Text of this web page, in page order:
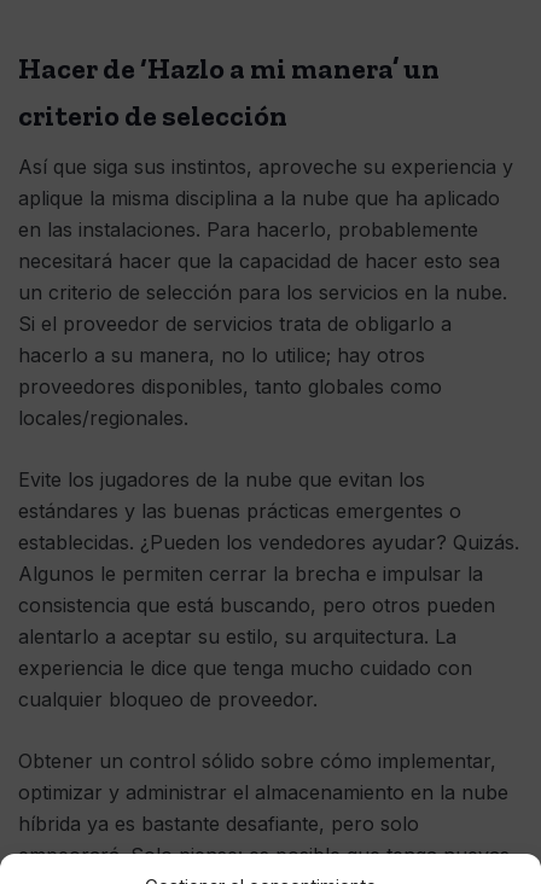
Hacer de ‘Hazlo a mi manera’ un
criterio de selección
Así que siga sus instintos, aproveche su experiencia y
aplique la misma disciplina a la nube que ha aplicado
en las instalaciones. Para hacerlo, probablemente
necesitará hacer que la capacidad de hacer esto sea
un criterio de selección para los servicios en la nube.
Si el proveedor de servicios trata de obligarlo a
hacerlo a su manera, no lo utilice; hay otros
proveedores disponibles, tanto globales como
locales/regionales.
Evite los jugadores de la nube que evitan los
estándares y las buenas prácticas emergentes o
establecidas. ¿Pueden los vendedores ayudar? Quizás.
Algunos le permiten cerrar la brecha e impulsar la
consistencia que está buscando, pero otros pueden
alentarlo a aceptar su estilo, su arquitectura. La
experiencia le dice que tenga mucho cuidado con
cualquier bloqueo de proveedor.
Obtener un control sólido sobre cómo implementar,
optimizar y administrar el almacenamiento en la nube
híbrida ya es bastante desafiante, pero solo
empeorará. Solo piense: es posible que tenga nuevas